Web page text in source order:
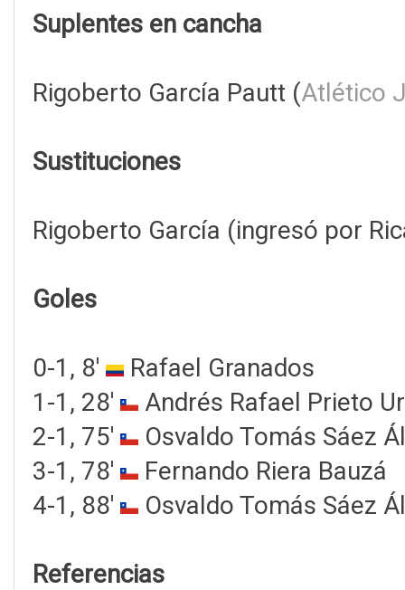
Suplentes en cancha
Rigoberto García Pautt (Atlético
Sustituciones
Rigoberto García (ingresó por
Goles
0-1, 8'
Rafael Granados
1-1, 28'
Andrés Rafael Prieto
2-1, 75'
Osvaldo Tomás Sáez
3-1, 78'
Fernando Riera Bauzá
4-1, 88'
Osvaldo Tomás Sáez
Referencias